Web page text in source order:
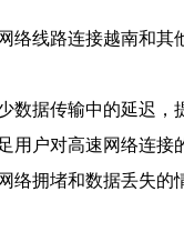
线路连接越南和
据传输中的延迟，
户对高速网络连接
拥堵和数据丢失的